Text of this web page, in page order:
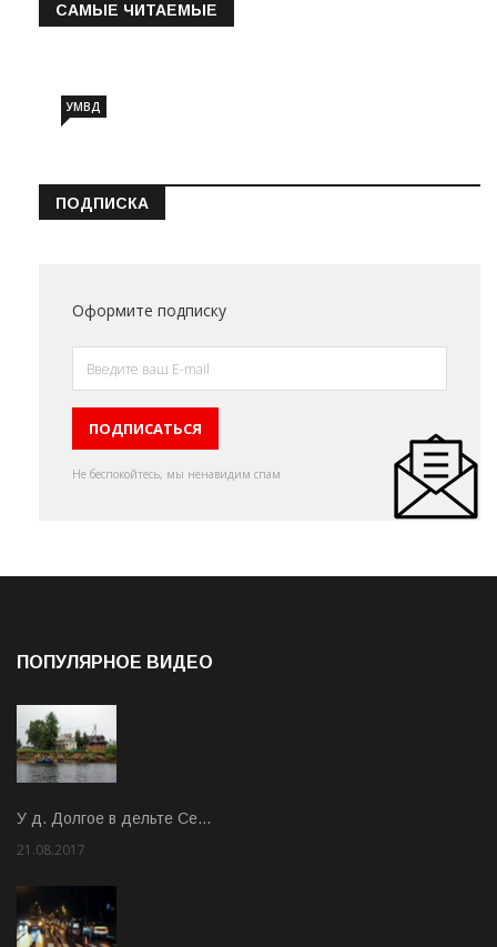
САМЫЕ ЧИТАЕМЫЕ
УМВД
ПОДПИСКА
Оформите подписку
Не беспокойтесь, мы ненавидим спам
ПОПУЛЯРНОЕ ВИДЕО
У д. Долгое в дельте Се…
21.08.2017